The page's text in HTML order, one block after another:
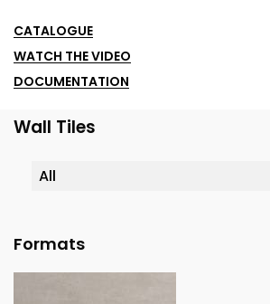
CATALOGUE
WATCH THE VIDEO
DOCUMENTATION
Wall Tiles
Formats